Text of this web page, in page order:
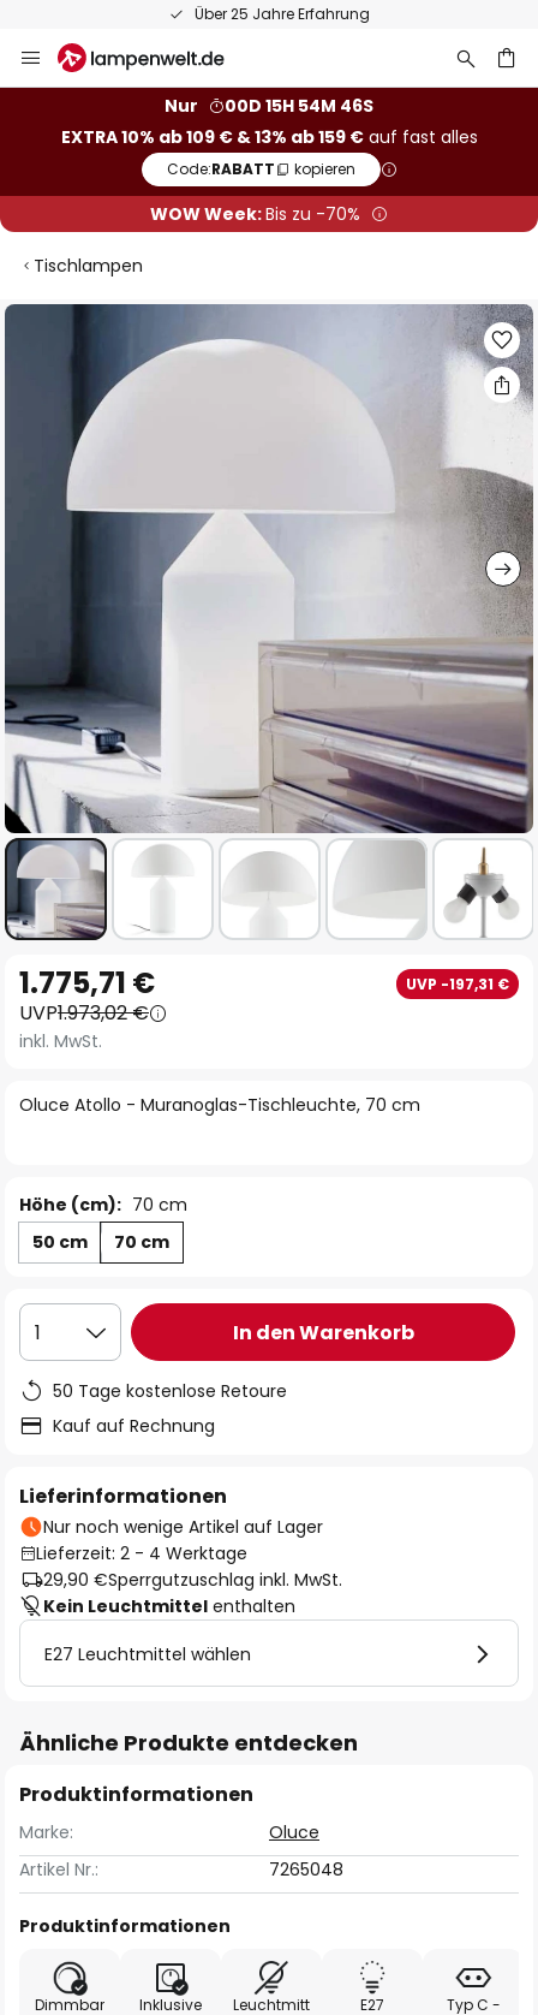
Über 25 Jahre Erfahrung
Inhalt
Nur
00D 15H 54M 46S
EXTRA 10% ab 109 € & 13% ab 159 €auf fast alles
Code:RABATT kopieren
WOW Week:Bis zu -70%
Tischlampen
Zum
Bildgalerie
springen
Anfang
der
Bildgalerie
Oluce Atollo - Muranoglas-Tischleuchte, 70 cm
1.775,71 € UVP -197,31 €
UVP1.973,02 €
inkl. MwSt.
Höhe (cm): 70 cm
50 cm
70 cm
1 In den Warenkorb
50 Tage kostenlose Retoure
Kauf auf Rechnung
Lieferinformationen
Nur noch wenige Artikel auf Lager
Lieferzeit: 2 - 4 Werktage
29,90 €Sperrgutzuschlag inkl. MwSt.
Kein Leuchtmittel enthalten
E27 Leuchtmittel wählen
Ähnliche Produkte entdecken
Produktinformationen
Marke:
Oluce
Artikel Nr.:
7265048
Produktinformationen
Dimmbar
Inklusive
Leuchtmitt
E27
Typ C -